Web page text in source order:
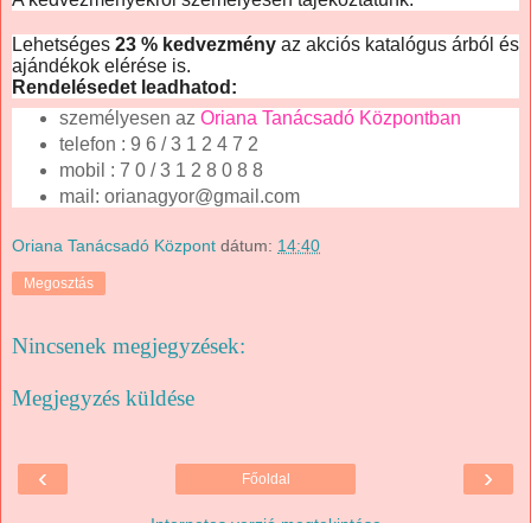
Lehetséges 23 % kedvezmény az akciós katalógus árból és
ajándékok elérése is.
Rendelésedet leadhatod:
személyesen az Oriana Tanácsadó Központban
telefon : 9 6 / 3 1 2 4 7 2
mobil : 7 0 / 3 1 2 8 0 8 8
mail: orianagyor@gmail.com
Oriana Tanácsadó Központ dátum: 14:40
Megosztás
Nincsenek megjegyzések:
Megjegyzés küldése
‹ ›
Főoldal